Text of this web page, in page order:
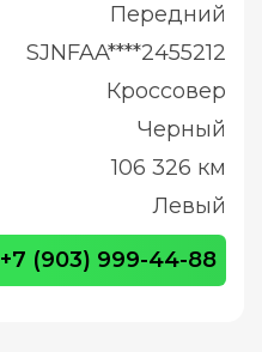
Передний
SJNFAA****2455212
Кроссовер
Черный
106 326 км
Левый
+7 (903) 999-44-88